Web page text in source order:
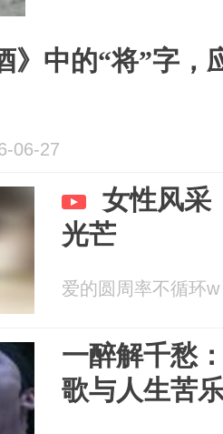
》中的“将”字，
06-27
女性风采
光芒
爱的圆周率不循环
一醉解千愁
歌与人生苦